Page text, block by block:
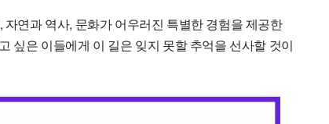
연과 역사, 문화가 어우러진 특별한 경험을 제공한
싶은 이들에게 이 길은 잊지 못할 추억을 선사할 것이